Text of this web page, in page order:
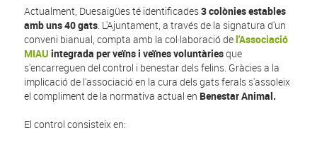
Actualment, Duesaigües té identificades3 colònies estables
amb uns 40 gats. L'Ajuntament, a través de la signatura d'un
conveni bianual, compta amb la col·laboració del'Associació
MIAU integrada per veïns i veïnes voluntàriesque
s'encarreguen del control i benestar dels felins. Gràcies a la
implicació de l'associació en la cura dels gats ferals s'assoleix
el compliment de la normativa actual en Benestar Animal.
El control consisteix en: